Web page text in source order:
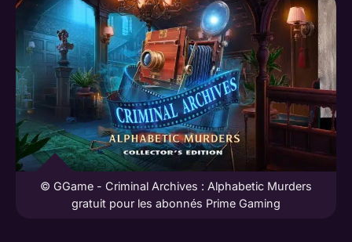
© GGame - Criminal Archives : Alphabetic Murders
gratuit pour les abonnés Prime Gaming